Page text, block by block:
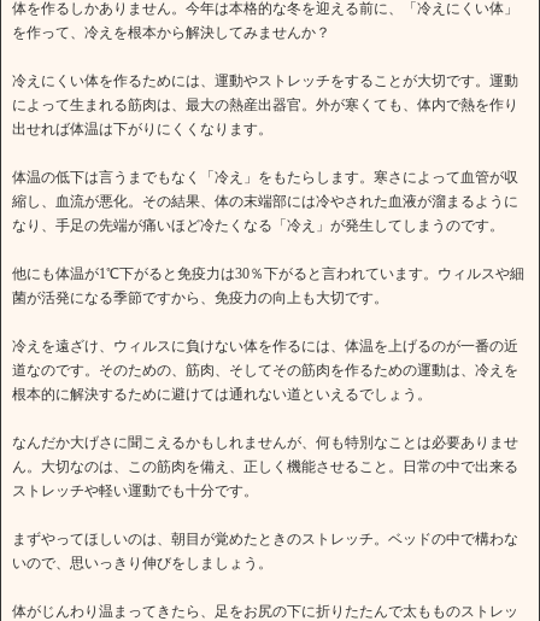
体を作るしかありません。今年は本格的な冬を迎える前に、「冷えにくい体」
を作って、冷えを根本から解決してみませんか？
冷えにくい体を作るためには、運動やストレッチをすることが大切です。運動
によって生まれる筋肉は、最大の熱産出器官。外が寒くても、体内で熱を作り
出せれば体温は下がりにくくなります。
体温の低下は言うまでもなく「冷え」をもたらします。寒さによって血管が収
縮し、血流が悪化。その結果、体の末端部には冷やされた血液が溜まるように
なり、手足の先端が痛いほど冷たくなる「冷え」が発生してしまうのです。
他にも体温が1℃下がると免疫力は30％下がると言われています。ウィルスや細
菌が活発になる季節ですから、免疫力の向上も大切です。
冷えを遠ざけ、ウィルスに負けない体を作るには、体温を上げるのが一番の近
道なのです。そのための、筋肉、そしてその筋肉を作るための運動は、冷えを
根本的に解決するために避けては通れない道といえるでしょう。
なんだか大げさに聞こえるかもしれませんが、何も特別なことは必要ありませ
ん。大切なのは、この筋肉を備え、正しく機能させること。日常の中で出来る
ストレッチや軽い運動でも十分です。
まずやってほしいのは、朝目が覚めたときのストレッチ。ベッドの中で構わな
いので、思いっきり伸びをしましょう。
体がじんわり温まってきたら、足をお尻の下に折りたたんで太もものストレッ